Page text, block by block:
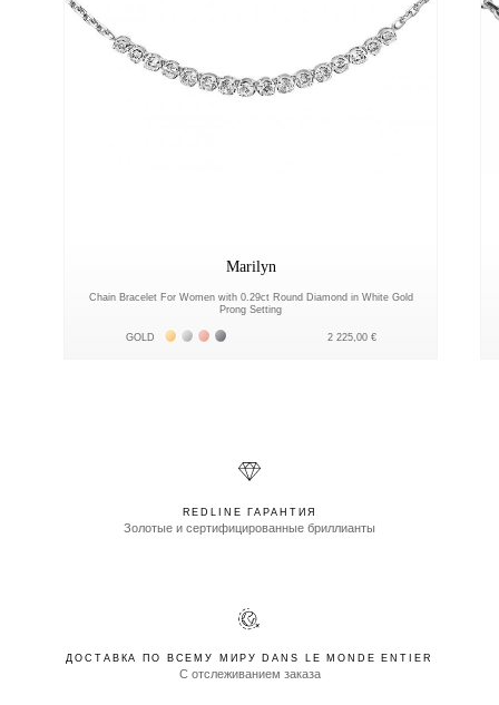
Marilyn
Chain Bracelet For Women with 0.29ct Round Diamond in White Gold
Prong Setting
GOLD Жёлтое золото 18К
Белое золото 18К
Розовое золото 18К
Чёрное золото 18К 2 225,00 €
REDLINE ГАРАНТИЯ
Золотые и сертифицированные бриллианты
ДОСТАВКА ПО ВСЕМУ МИРУ DANS LE MONDE ENTIER
С отслеживанием заказа